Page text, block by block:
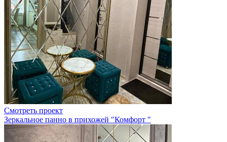
Смотреть проект
Зеркальное панно в прихожей "Комфорт "